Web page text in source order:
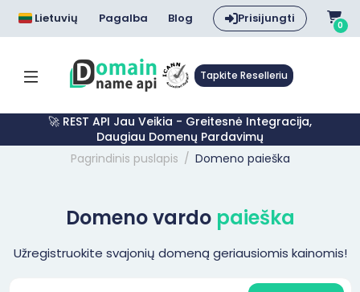
Lietuvių Pagalba Blog Prisijungti 0
Tapkite Reselleriu
🚀 REST API Jau Veikia - Greitesnė Integracija,
Daugiau Domenų Pardavimų
Pagrindinis puslapis
Domeno paieška
Domeno vardo paieška
Užregistruokite svajonių domeną geriausiomis kainomis!